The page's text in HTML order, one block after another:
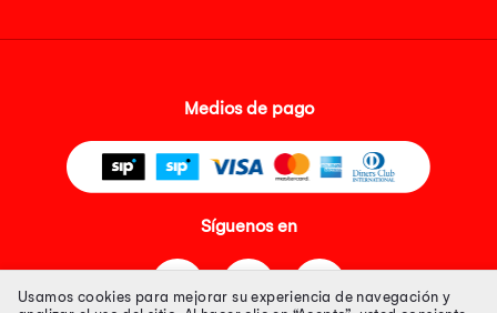
Medios de pago
Síguenos en
Usamos cookies para mejorar su experiencia de navegación y